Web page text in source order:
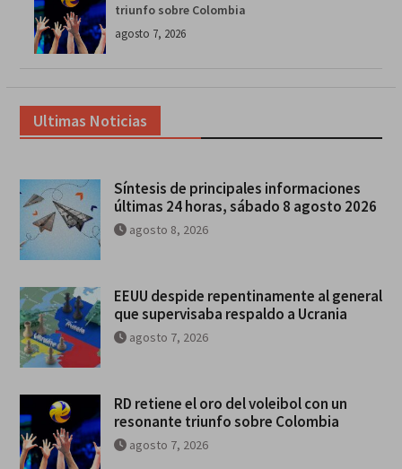
triunfo sobre Colombia
agosto 7, 2026
Ultimas Noticias
Síntesis de principales informaciones
últimas 24 horas, sábado 8 agosto 2026
agosto 8, 2026
EEUU despide repentinamente al general
que supervisaba respaldo a Ucrania
agosto 7, 2026
RD retiene el oro del voleibol con un
resonante triunfo sobre Colombia
agosto 7, 2026